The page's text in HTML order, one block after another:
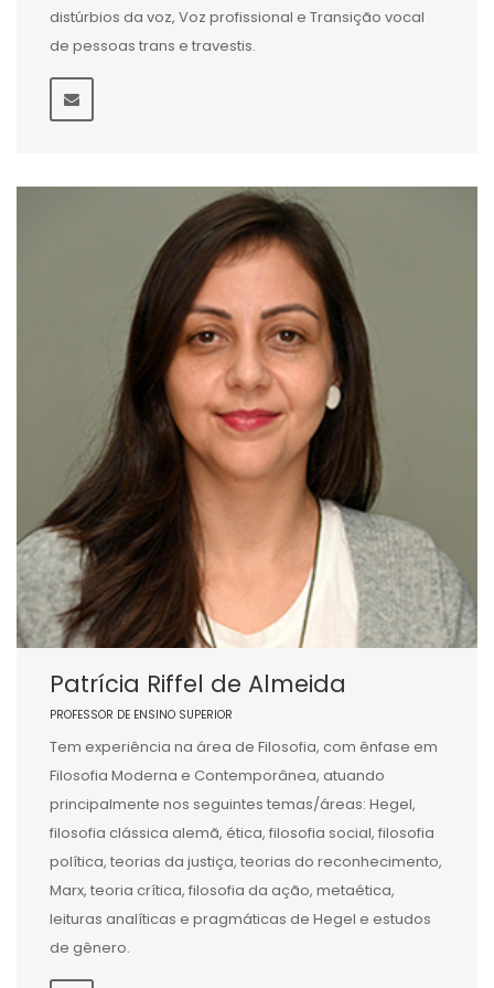
distúrbios da voz, Voz profissional e Transição vocal
de pessoas trans e travestis.
Patrícia Riffel de Almeida
PROFESSOR DE ENSINO SUPERIOR
Tem experiência na área de Filosofia, com ênfase em
Filosofia Moderna e Contemporânea, atuando
principalmente nos seguintes temas/áreas: Hegel,
filosofia clássica alemã, ética, filosofia social, filosofia
política, teorias da justiça, teorias do reconhecimento,
Marx, teoria crítica, filosofia da ação, metaética,
leituras analíticas e pragmáticas de Hegel e estudos
de gênero.